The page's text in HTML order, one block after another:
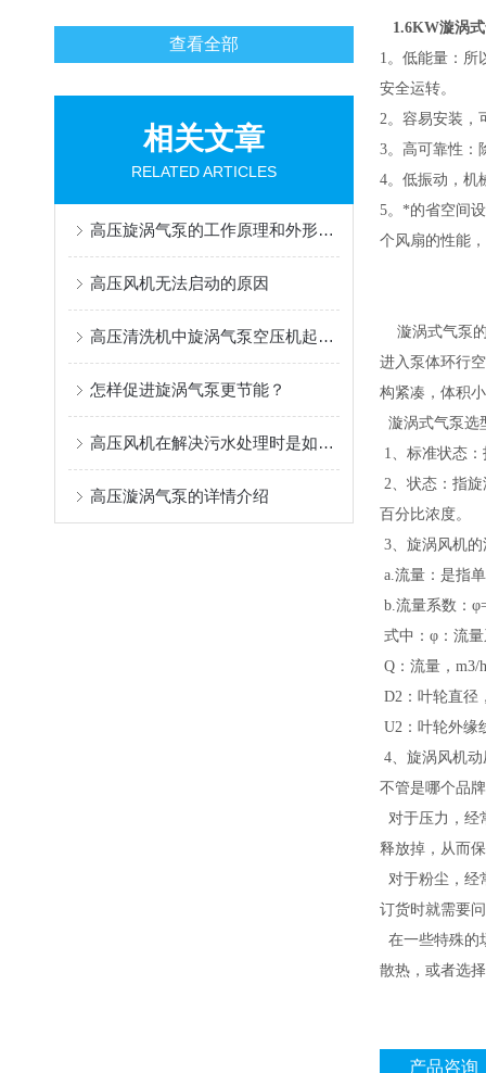
查看全部
相关文章
RELATED ARTICLES
高压旋涡气泵的工作原理和外形设计特点介绍
高压风机无法启动的原因
高压清洗机中旋涡气泵空压机起到的优势
怎样促进旋涡气泵更节能？
高压风机在解决污水处理时是如何运作
高压漩涡气泵的详情介绍
1.6KW漩涡
1。低能量：所
安全运转。
2。容易安装，
3。高可靠性：
4。低振动，机
5。*的省空间
个风扇的性能
漩涡式气泵的
进入泵体环行
构紧凑，体积
漩涡式气泵选
1、标准状态
2、状态：指
百分比浓度。
3、旋涡风机
a.流量：是指
b.流量系数：
式中：φ：流
Q：流量，m3/
D2：叶轮直
U2：叶轮外缘
4、旋涡风机
不管是哪个品
对于压力，经
释放掉，从而
对于粉尘，经
订货时就需要
在一些特殊的
散热，或者选
产品咨询